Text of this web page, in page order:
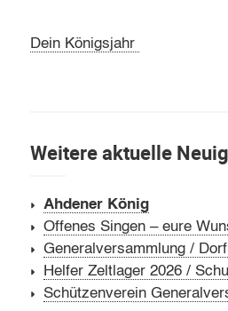
Weitere aktuelle
Ahdener König
Offenes Singen – eure
Generalversammlung /
Helfer Zeltlager 2026 /
Schützenverein
Dein Königsjahr